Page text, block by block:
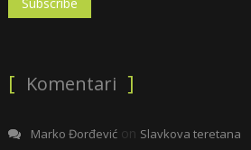
Komentari
Marko Đorđevićon Slavkova teretana